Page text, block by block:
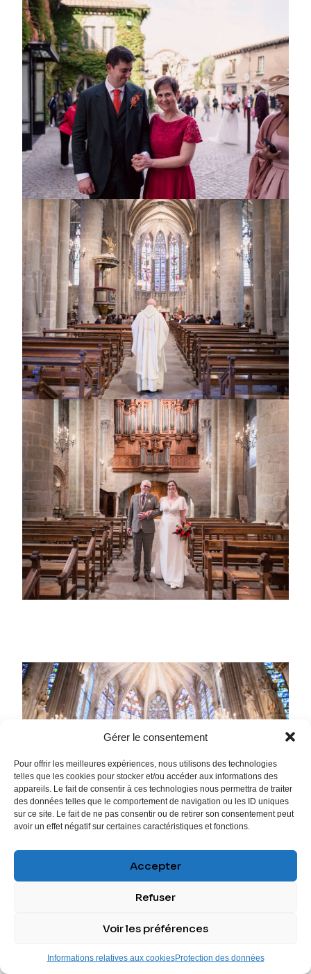
Gérer le consentement
Pour offrir les meilleures expériences, nous utilisons des technologies
telles que les cookies pour stocker et/ou accéder aux informations des
appareils. Le fait de consentir à ces technologies nous permettra de traiter
des données telles que le comportement de navigation ou les ID uniques
sur ce site. Le fait de ne pas consentir ou de retirer son consentement peut
avoir un effet négatif sur certaines caractéristiques et fonctions.
Accepter
Refuser
Voir les préférences
Informations relatives aux cookiesProtection des données